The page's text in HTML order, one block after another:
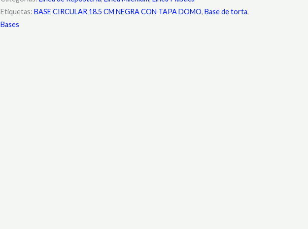
Etiquetas: BASE CIRCULAR 18.5 CM NEGRA CON TAPA DOMO, Base de torta,
Bases